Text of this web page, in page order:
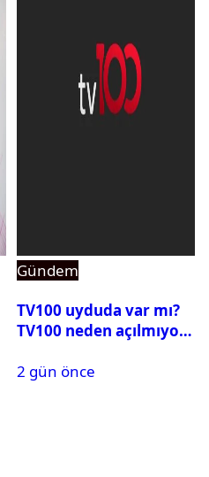
Gündem
TV100 uyduda var mı?
TV100 neden açılmıyor?
2 gün önce